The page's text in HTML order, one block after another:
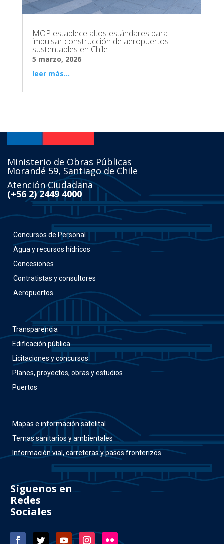
MOP establece altos estándares para
impulsar construcción de aeropuertos
sustentables en Chile
5 marzo, 2026
leer más...
Ministerio de Obras Públicas
Morandé 59, Santiago de Chile
Atención Ciudadana
(+56 2) 2449 4000
Concursos de Personal
Agua y recursos hídricos
Concesiones
Contratistas y consultores
Aeropuertos
Transparencia
Edificación pública
Licitaciones y concursos
Planes, proyectos, obras y estudios
Puertos
Mapas e información satelital
Temas sanitarios y ambientales
Información vial, carreteras y pasos fronterizos
Síguenos en
Redes
Sociales